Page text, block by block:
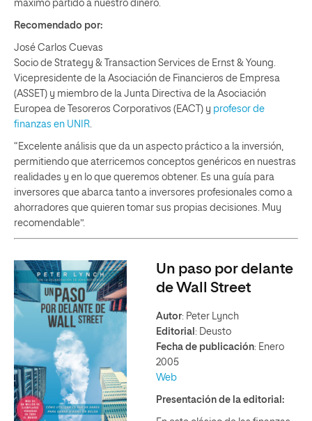
máximo partido a nuestro dinero.
Recomendado por:
José Carlos Cuevas
Socio de Strategy & Transaction Services de Ernst & Young.
Vicepresidente de la Asociación de Financieros de Empresa
(ASSET) y miembro de la Junta Directiva de la Asociación
Europea de Tesoreros Corporativos (EACT) y profesor de
finanzas en UNIR
“Excelente análisis que da un aspecto práctico a la inversión,
permitiendo que aterricemos conceptos genéricos en nuestras
realidades y en lo que queremos obtener. Es una guía para
inversores que abarca tanto a inversores profesionales como a
ahorradores que quieren tomar sus propias decisiones. Muy
recomendable”.
Un paso por delante
de Wall Street
Autor: Peter Lynch
Editorial : Deusto
Fecha de publicación: Enero
2005
Web
Presentación de la editorial: